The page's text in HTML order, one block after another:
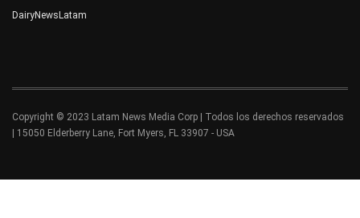
DairyNewsLatam
Copyright © 2023 Latam News Media Corp | Todos los derechos reservados
| 15050 Elderberry Lane, Fort Myers, FL 33907 - USA